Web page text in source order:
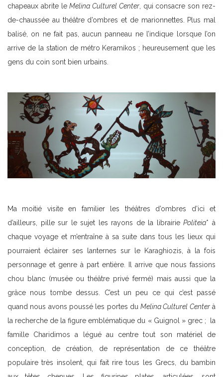
chapeaux abrite leMelina Culturel Center, qui consacre son rez-
de-chaussée au théâtre d’ombres et de marionnettes. Plus mal
balisé, on ne fait pas, aucun panneau ne l’indique lorsque l’on
arrive de la station de métro Keramikos ; heureusement que les
gens du coin sont bien urbains.
Ma moitié visite en familier les théâtres d’ombres d’ici et
d’ailleurs, pille sur le sujet les rayons de la librairiePoliteia* à
chaque voyage et m’entraîne à sa suite dans tous les lieux qui
pourraient éclairer ses lanternes sur le Karaghiozis, à la fois
personnage et genre à part entière. Il arrive que nous fassions
chou blanc (musée ou théâtre privé fermé) mais aussi que la
grâce nous tombe dessus. C’est un peu ce qui c’est passé
quand nous avons poussé les portes duMelina Culturel Centerà
la recherche de la figure emblématique du « Guignol » grec ; la
famille Charidimos a légué au centre tout son matériel de
conception, de création, de représentation de ce théâtre
populaire très insolent, qui fait rire tous les Grecs, du bambin